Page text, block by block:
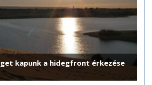
kapunk a hidegfront érkezése